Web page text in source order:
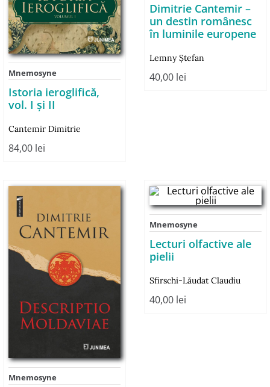
Mnemosyne
Istoria ieroglifică,
vol. I şi II
Cantemir Dimitrie
84,00 lei
Dimitrie Cantemir –
un destin românesc
în luminile europene
Lemny Ştefan
40,00 lei
Mnemosyne
Mnemosyne
Lecturi olfactive ale
pielii
Sfirschi-Lăudat Claudiu
40,00 lei